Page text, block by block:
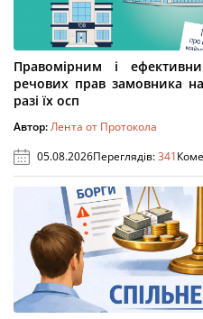
Правомірним і
речових прав замовника
разі їх осп
Автор:Лента от Протокола
05.08.2026Переглядів:341